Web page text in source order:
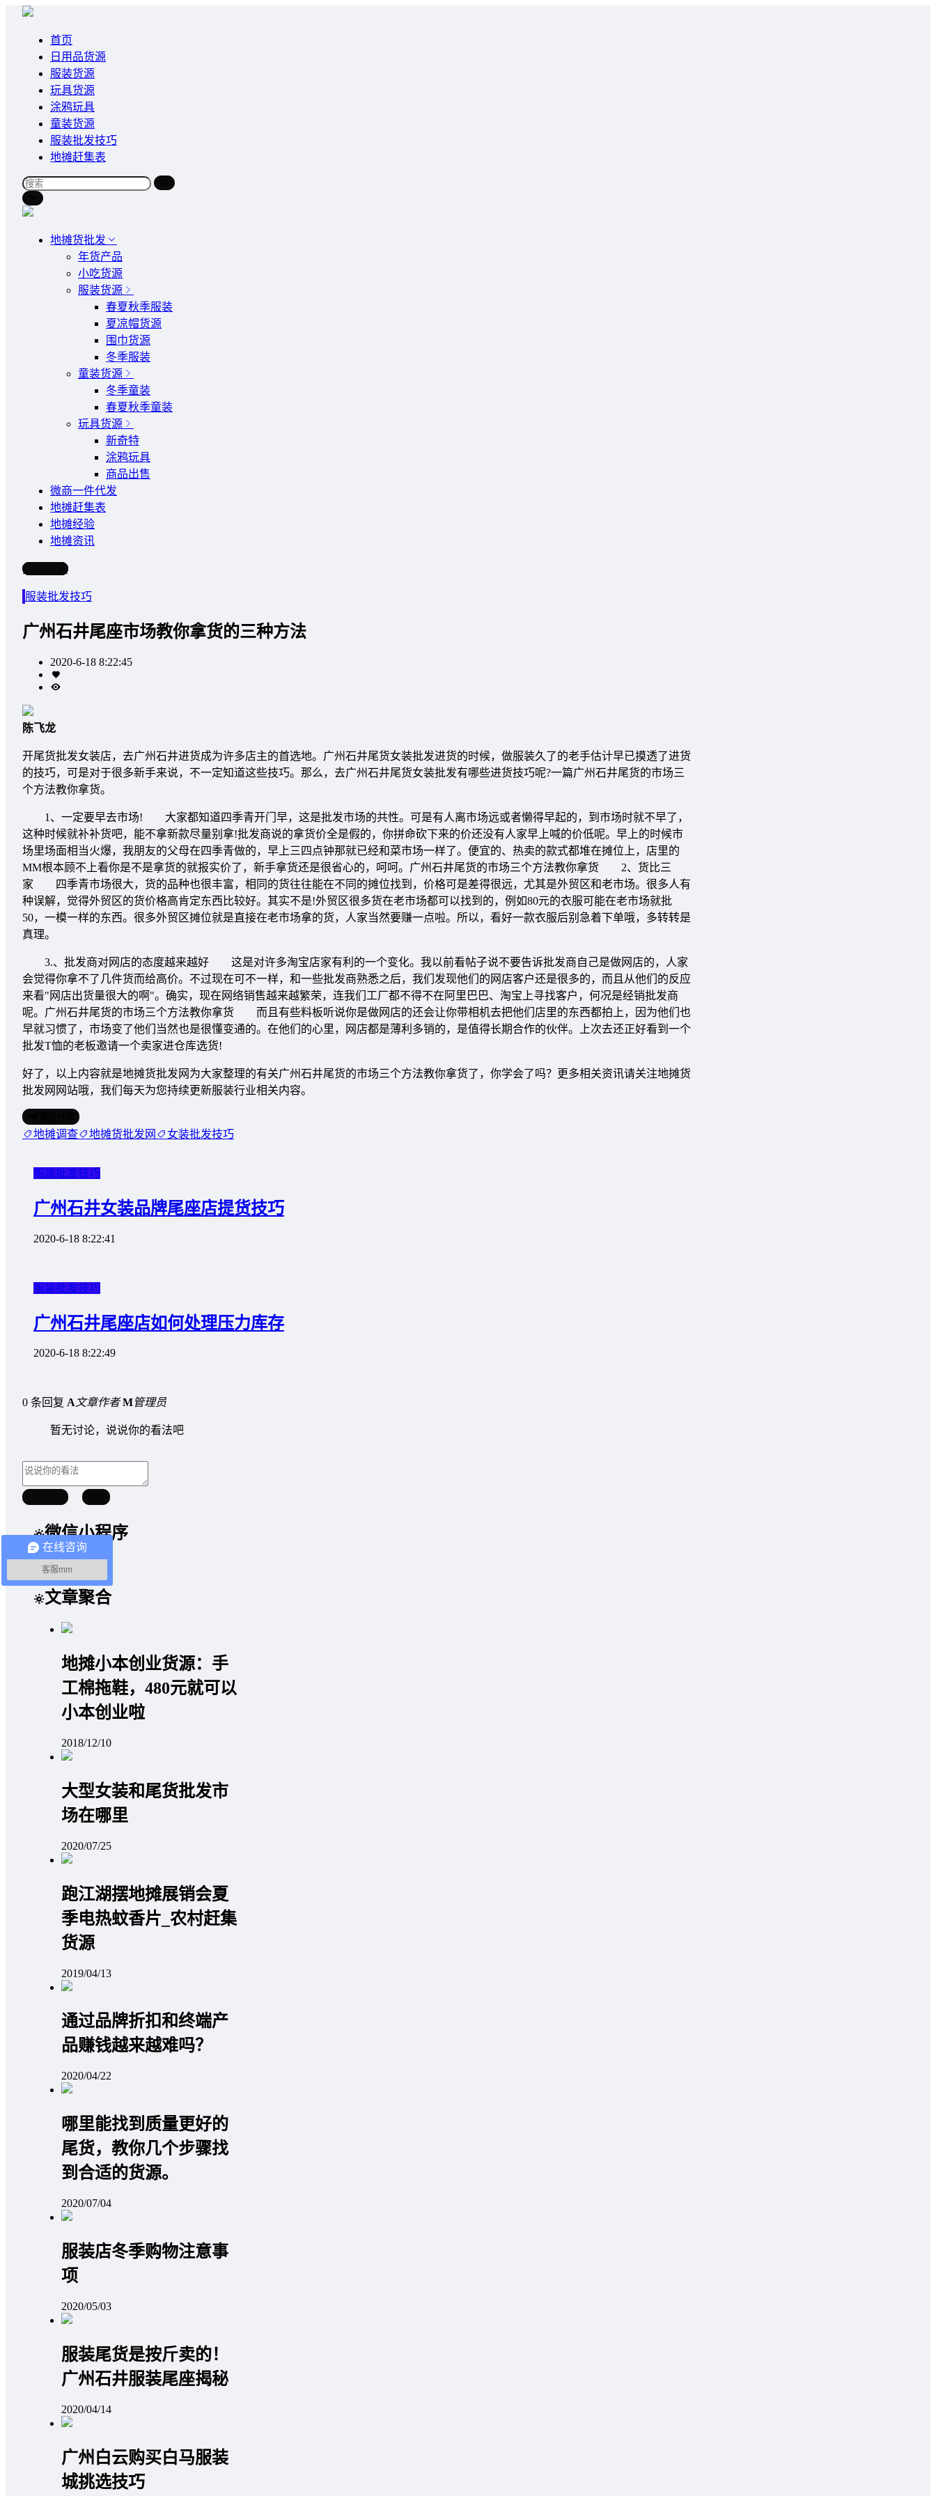
首页
日用品货源
服装货源
玩具货源
涂鸦玩具
童装货源
服装批发技巧
地摊赶集表
地摊货批发
年货产品
小吃货源
服装货源
春夏秋季服装
夏凉帽货源
围巾货源
冬季服装
童装货源
冬季童装
春夏秋季童装
玩具货源
新奇特
涂鸦玩具
商品出售
微商一件代发
地摊赶集表
地摊经验
地摊资讯
写文章
服装批发技巧
广州石井尾座市场教你拿货的三种方法
2020-6-18 8:22:45
陈飞龙
开尾货批发女装店，去广州石井进货成为许多店主的首选地。广州石井尾货女装批发进货的时候，做服装久了的老手估计早已摸透了进货
的技巧，可是对于很多新手来说，不一定知道这些技巧。那么，去广州石井尾货女装批发有哪些进货技巧呢?一篇广州石井尾货的市场三
个方法教你拿货。
1、一定要早去市场! 大家都知道四季青开门早，这是批发市场的共性。可是有人离市场远或者懒得早起的，到市场时就不早了，
这种时候就补补货吧，能不拿新款尽量别拿!批发商说的拿货价全是假的，你拼命砍下来的价还没有人家早上喊的价低呢。早上的时候市
场里场面相当火爆，我朋友的父母在四季青做的，早上三四点钟那就已经和菜市场一样了。便宜的、热卖的款式都堆在摊位上，店里的
MM根本顾不上看你是不是拿货的就报实价了，新手拿货还是很省心的，呵呵。广州石井尾货的市场三个方法教你拿货 2、货比三
家 四季青市场很大，货的品种也很丰富，相同的货往往能在不同的摊位找到，价格可是差得很远，尤其是外贸区和老市场。很多人有
种误解，觉得外贸区的货价格高肯定东西比较好。其实不是!外贸区很多货在老市场都可以找到的，例如80元的衣服可能在老市场就批
50，一模一样的东西。很多外贸区摊位就是直接在老市场拿的货，人家当然要赚一点啦。所以，看好一款衣服后别急着下单哦，多转转是
真理。
3.、批发商对网店的态度越来越好 这是对许多淘宝店家有利的一个变化。我以前看帖子说不要告诉批发商自己是做网店的，人家
会觉得你拿不了几件货而给高价。不过现在可不一样，和一些批发商熟悉之后，我们发现他们的网店客户还是很多的，而且从他们的反应
来看"网店出货量很大的啊"。确实，现在网络销售越来越繁荣，连我们工厂都不得不在阿里巴巴、淘宝上寻找客户，何况是经销批发商
呢。广州石井尾货的市场三个方法教你拿货 而且有些料板听说你是做网店的还会让你带相机去把他们店里的东西都拍上，因为他们也
早就习惯了，市场变了他们当然也是很懂变通的。在他们的心里，网店都是薄利多销的，是值得长期合作的伙伴。上次去还正好看到一个
批发T恤的老板邀请一个卖家进仓库选货!
好了，以上内容就是地摊货批发网为大家整理的有关广州石井尾货的市场三个方法教你拿货了，你学会了吗？更多相关资讯请关注地摊货
批发网网站哦，我们每天为您持续更新服装行业相关内容。
地摊调查 地摊货批发网 女装批发技巧
服装批发技巧
广州石井女装品牌尾座店提货技巧
2020-6-18 8:22:41
服装批发技巧
广州石井尾座店如何处理压力库存
2020-6-18 8:22:49
0 条回复 A文章作者 M管理员
暂无讨论，说说你的看法吧
微信小程序
文章聚合
地摊小本创业货源：手
工棉拖鞋，480元就可以
小本创业啦
2018/12/10
大型女装和尾货批发市
场在哪里
2020/07/25
跑江湖摆地摊展销会夏
季电热蚊香片_农村赶集
货源
2019/04/13
通过品牌折扣和终端产
品赚钱越来越难吗？
2020/04/22
哪里能找到质量更好的
尾货，教你几个步骤找
到合适的货源。
2020/07/04
服装店冬季购物注意事
项
2020/05/03
服装尾货是按斤卖的！
广州石井服装尾座揭秘
2020/04/14
广州白云购买白马服装
城挑选技巧
在线咨询
客服mm